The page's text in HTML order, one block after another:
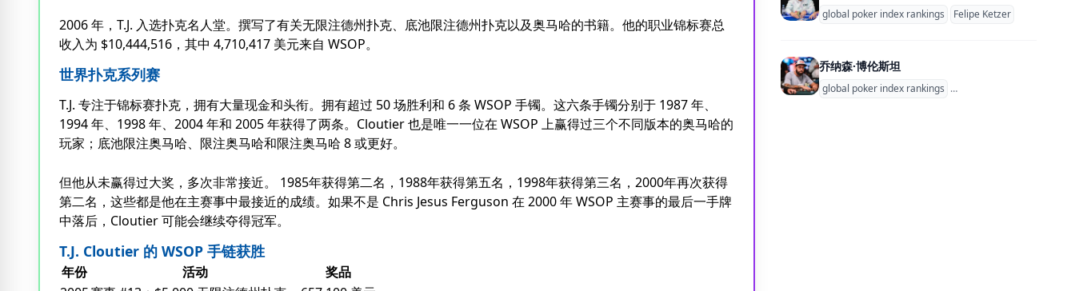
2006 年，T.J. 入选扑克名人堂。撰写了有关无限注德州扑克、底池限注德州扑克以及奥马哈的书籍。他的职业锦标赛总
收入为 $10,444,516，其中 4,710,417 美元来自 WSOP。
世界扑克系列赛
T.J. 专注于锦标赛扑克，拥有大量现金和头衔。拥有超过 50 场胜利和 6 条 WSOP 手镯。这六条手镯分别于 1987 年、
1994 年、1998 年、2004 年和 2005 年获得了两条。Cloutier 也是唯一一位在 WSOP 上赢得过三个不同版本的奥马哈的
玩家；底池限注奥马哈、限注奥马哈和限注奥马哈 8 或更好。
但他从未赢得过大奖，多次非常接近。 1985年获得第二名，1988年获得第五名，1998年获得第三名，2000年再次获得
第二名，这些都是他在主赛事中最接近的成绩。如果不是 Chris Jesus Ferguson 在 2000 年 WSOP 主赛事的最后一手牌
中落后，Cloutier 可能会继续夺得冠军。
T.J. Cloutier 的 WSOP 手链获胜
年份 活动
奖品
global poker index rankings Felipe Ketzer
乔纳森·博伦斯坦
global poker index rankings Jonathan Borenstein